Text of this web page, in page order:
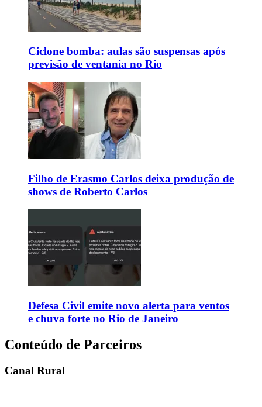
Ciclone bomba: aulas são suspensas após
previsão de ventania no Rio
Filho de Erasmo Carlos deixa produção de
shows de Roberto Carlos
Defesa Civil emite novo alerta para ventos
e chuva forte no Rio de Janeiro
Conteúdo de Parceiros
Canal Rural